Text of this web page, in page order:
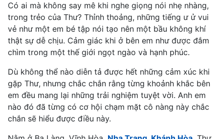
Có ai mà không say mê khi nghe giọng nói nhẹ nhàng,
trong trẻo của Thư? Thỉnh thoảng, những tiếng ư ử vui
vẻ như một em bé tập nói tạo nên một bầu không khí
thật sự dễ chịu. Cảm giác khi ở bên em như được đắm
chìm trong một thế giới ngọt ngào và hạnh phúc.
Dù không thể nào diễn tả được hết những cảm xúc khi
gặp Thư, nhưng chắc chắn rằng từng khoảnh khắc bên
em đều mang lại những trải nghiệm tuyệt vời. Anh em
nào đó đã từng có cơ hội chạm mặt cô nàng này chắc
chắn sẽ hiểu được điều này.